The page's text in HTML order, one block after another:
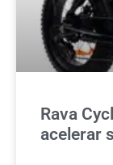
Rava
acelerar